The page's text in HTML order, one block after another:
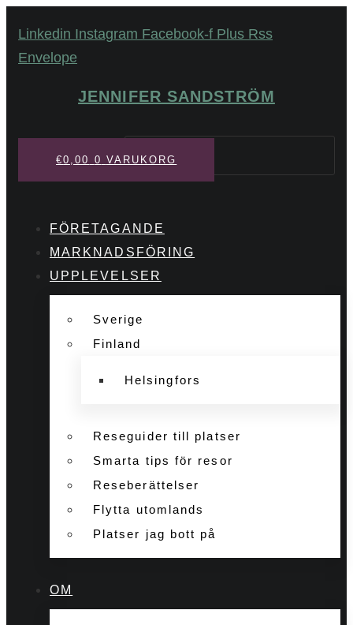
till
innehåll
Linkedin Instagram Facebook-f Plus Rss
Envelope
JENNIFER SANDSTRÖM
Sök
€0,00 0 VARUKORG
FÖRETAGANDE
MARKNADSFÖRING
UPPLEVELSER
Sverige
Finland
Helsingfors
Reseguider till platser
Smarta tips för resor
Reseberättelser
Flytta utomlands
Platser jag bott på
OM